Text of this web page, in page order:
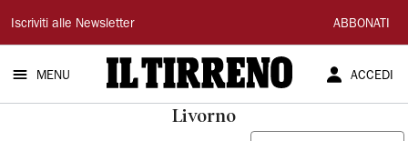
Il
Tirreno
Iscriviti alle Newsletter ABBONATI
MENU ACCEDI
Livorno